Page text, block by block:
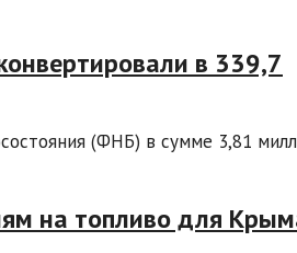
в 339,7
(ФНБ) в сумме 3,81
на топливо для